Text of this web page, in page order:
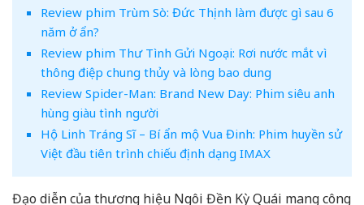
Review phim Trùm Sò: Đức Thịnh làm được gì sau 6
năm ở ẩn?
Review phim Thư Tình Gửi Ngoại: Rơi nước mắt vì
thông điệp chung thủy và lòng bao dung
Review Spider-Man: Brand New Day: Phim siêu anh
hùng giàu tình người
Hộ Linh Tráng Sĩ – Bí ẩn mộ Vua Đinh: Phim huyền sử
Việt đầu tiên trình chiếu định dạng IMAX
Đạo diễn của thương hiệu Ngôi Đền Kỳ Quái mang công